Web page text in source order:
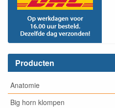
Producten
Anatomie
Big horn klompen